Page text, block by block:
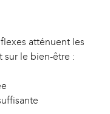
atténuent les
sur le bien-être :